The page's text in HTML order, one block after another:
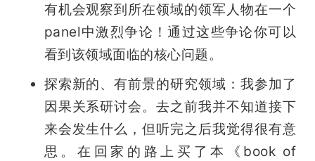
有机会观察到所在领域的领军人物在一个
panel中激烈争论！通过这些争论你可以
看到该领域面临的核心问题。
探索新的、有前景的研究领域：我参加了
因果关系研讨会。去之前我并不知道接下
来会发生什么，但听完之后我觉得很有意
思。在回家的路上买了本《book of